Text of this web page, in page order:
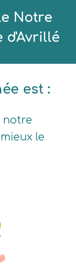
Notre
d'Avrillé
est :
notre
le